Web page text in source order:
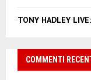
TONY HADLEY
COMMENTI